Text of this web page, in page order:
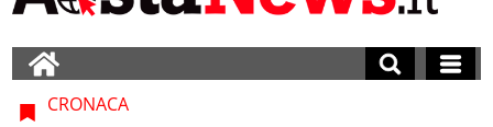
CRONACA